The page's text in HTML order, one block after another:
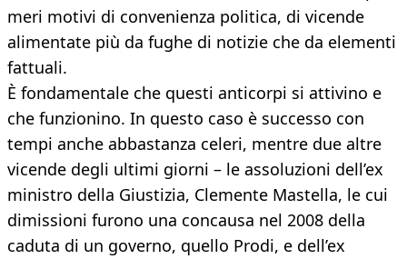
meri motivi di convenienza politica, di vicende
alimentate più da fughe di notizie che da elementi
fattuali.
È fondamentale che questi anticorpi si attivino e
che funzionino. In questo caso è successo con
tempi anche abbastanza celeri, mentre due altre
vicende degli ultimi giorni – le assoluzioni dell’ex
ministro della Giustizia, Clemente Mastella, le cui
dimissioni furono una concausa nel 2008 della
caduta di un governo, quello Prodi, e dell’ex